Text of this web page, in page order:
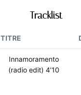
Tracklist
TITRE
Innamoramento
(radio edit) 4’10